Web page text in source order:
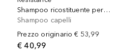
Shampoo ricostituente per capelli danneggiati
Shampoo capelli
Prezzo originario € 53,99
€ 40,99